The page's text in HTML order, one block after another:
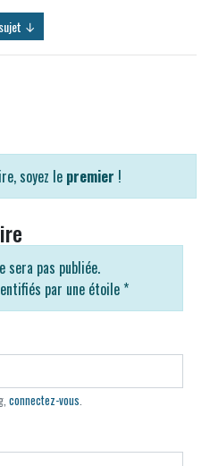
↓
soyez le premier !
sera pas publiée.
par une étoile *
connectez-vous.